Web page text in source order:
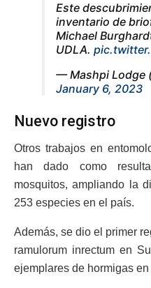
Este
inventario de
Michael
UDLA.
— Mashpi Lodge
January 6, 2023
Nuevo registro
Otros trabajos en
han dado como
mosquitos, ampliando la
253 especies en el país.
Además, se dio el primer
ramulorum inrectum en
ejemplares de hormigas en